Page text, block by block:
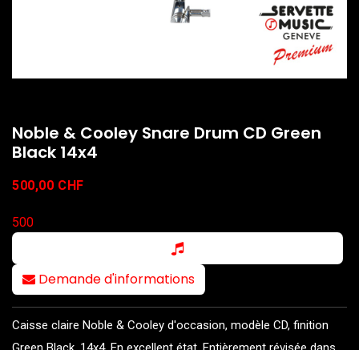
Noble & Cooley Snare Drum CD Green
Black 14x4
500,00 CHF
500
Demande d'informations
Caisse claire Noble & Cooley d'occasion, modèle CD, finition